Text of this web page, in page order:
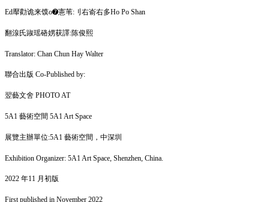
Ed厴勸诡来馍o➐憲苇:刂右嵛右多Ho Po Shan
翻湶氏踧瑶硌娚获譯:陈俊熙
Translator: Chan Chun Hay Walter
聯合出版 Co-Published by:
翌藝文舍 PHOTO AT
5A1 藝術空間 5A1 Art Space
展覽主辦單位:5A1 藝術空間，中深圳
Exhibition Organizer: 5A1 Art Space, Shenzhen, China.
2022 年11 月初版
First published in November 2022